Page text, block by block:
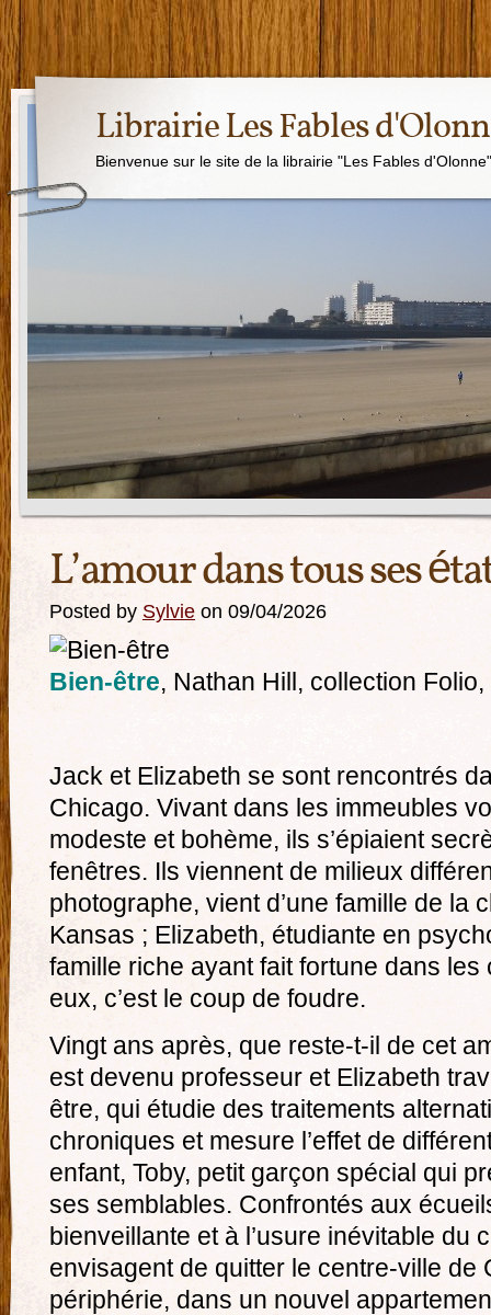
Librairie Les Fables
Bienvenue sur le site de la librairie "Les Fables
L’amour dans tous ses
Posted by Sylvie on 09/04/2026
Bien-être, Nathan Hill, collection
Jack et Elizabeth se sont rencontrés
Chicago. Vivant dans les immeubles
modeste et bohème, ils s’épiaient
fenêtres. Ils viennent de milieux
photographe, vient d’une famille de la
Kansas ; Elizabeth, étudiante en
famille riche ayant fait fortune dans les
eux, c’est le coup de foudre.
Vingt ans après, que reste-t-il de cet
est devenu professeur et Elizabeth
être, qui étudie des traitements
chroniques et mesure l’effet de
enfant, Toby, petit garçon spécial qui
ses semblables. Confrontés aux
bienveillante et à l’usure inévitable du
envisagent de quitter le centre-ville de
périphérie, dans un nouvel